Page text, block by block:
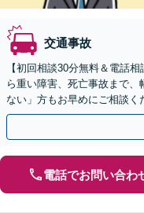
交通事故
【初回相談30分無料＆電話
ら重い障害、死亡事故まで
ない」方もお早めにご相談く
いたします【北山田駅3分】
電話でお問い合わ